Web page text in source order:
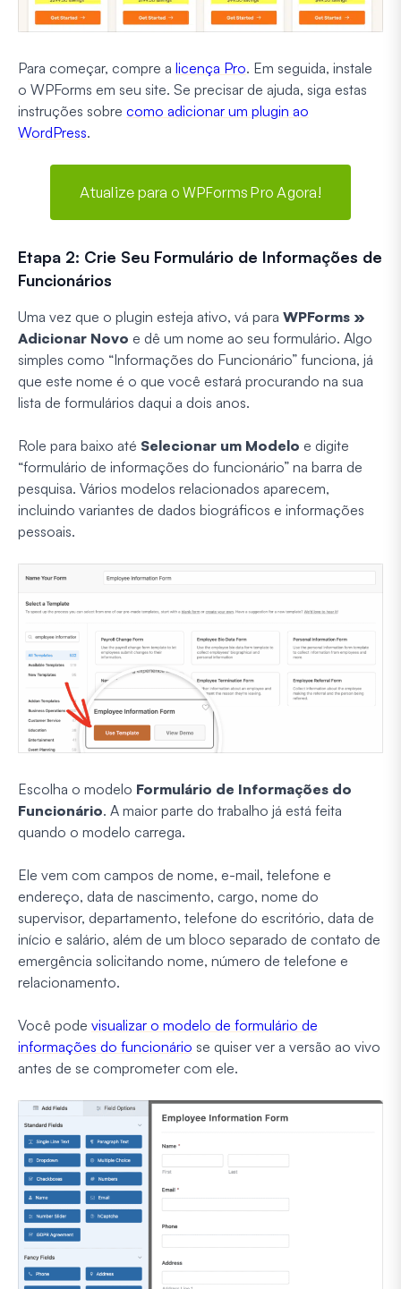
Para começar, compre a licença Pro. Em seguida, instale
o WPForms em seu site. Se precisar de ajuda, siga estas
instruções sobre como adicionar um plugin ao
WordPress.
Atualize para o WPForms Pro Agora!
Etapa 2: Crie Seu Formulário de Informações de
Funcionários
Uma vez que o plugin esteja ativo, vá para WPForms »
Adicionar Novo e dê um nome ao seu formulário. Algo
simples como “Informações do Funcionário” funciona, já
que este nome é o que você estará procurando na sua
lista de formulários daqui a dois anos.
Role para baixo até Selecionar um Modelo e digite
“formulário de informações do funcionário” na barra de
pesquisa. Vários modelos relacionados aparecem,
incluindo variantes de dados biográficos e informações
pessoais.
Escolha o modelo Formulário de Informações do
Funcionário. A maior parte do trabalho já está feita
quando o modelo carrega.
Ele vem com campos de nome, e-mail, telefone e
endereço, data de nascimento, cargo, nome do
supervisor, departamento, telefone do escritório, data de
início e salário, além de um bloco separado de contato de
emergência solicitando nome, número de telefone e
relacionamento.
Você pode visualizar o modelo de formulário de
informações do funcionário se quiser ver a versão ao vivo
antes de se comprometer com ele.